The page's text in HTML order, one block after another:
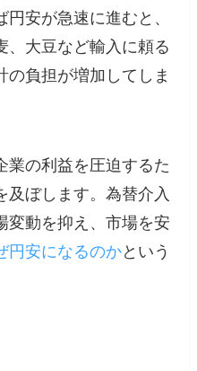
安が急速に進むと、
、大豆など輸入に頼る
の負担が増加してしま
業の利益を圧迫するた
及ぼします。為替介入
変動を抑え、市場を安
円安になるのかという